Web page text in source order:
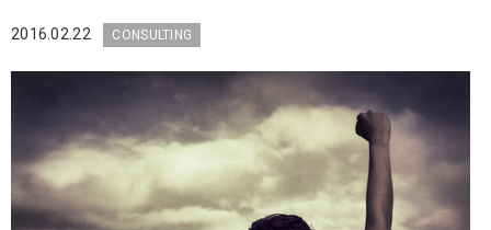
2016.02.22 CONSULTING